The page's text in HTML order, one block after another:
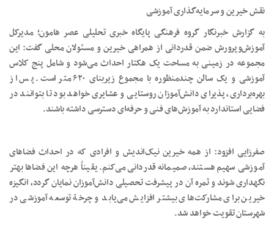
نقش خیرین و سرمایه‌گذاری آموزشی
به گزارش خبرنگار گروه فرهنگی پایگاه خبری تحلیلی عصر هامون؛ مدیرکل
آموزش‌وپرورش ضمن قدردانی از همراهی خیرین و مسئولان محلی گفت: این
مجموعه در زمینی به مساحت یک هکتار احداث می‌شود و شامل پنج کلاس
آموزشی و یک سالن چندمنظوره با مجموع زیربنای ۶۲۰ متر است. پس از
بهره‌برداری، پذیرای دانش‌آموزان روستایی و عشایری خواهد بود تا بتوانند در
فضایی استاندارد به آموزش‌های فنی و حرفه‌ای دسترسی داشته باشند.
صفرزایی افزود: از همه خیرین نیک‌اندیش و افرادی که در احداث فضاهای
آموزشی سهیم هستند، صمیمانه قدردانی می‌کنم. یقیناً هرچه این فضاها بهتر
نگهداری شوند و ثمره آن در پیشرفت تحصیلی دانش‌آموزان نمایان گردد، انگیزه
خیرین برای مشارکت‌های بیشتر افزایش می‌یابد و چرخة توسعه آموزشی در
شهرستان تقویت خواهد شد.